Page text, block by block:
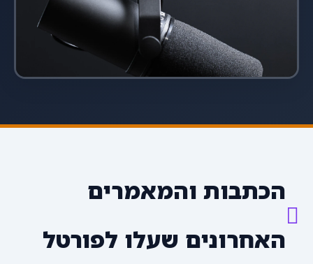
הכתבות והמאמרים
האחרונים שעלו לפורטל